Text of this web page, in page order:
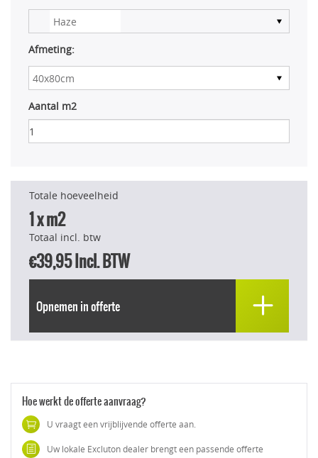
Afmeting:
Aantal m2
Totale hoeveelheid
1x m2
Totaal incl. btw
€39,95Incl. BTW
Opnemen in offerte
Hoe werkt de offerte aanvraag?
U vraagt een vrijblijvende offerte aan.
Uw lokale Excluton dealer brengt een passende offerte